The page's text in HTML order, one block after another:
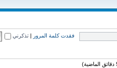
فقدت كلمة المرور تذكرني